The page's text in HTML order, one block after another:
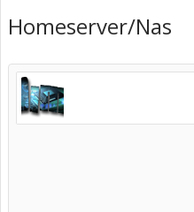
Homeserver/Nas